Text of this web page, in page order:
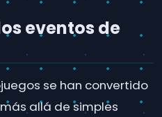
eventos de
se han convertido
allá de simples